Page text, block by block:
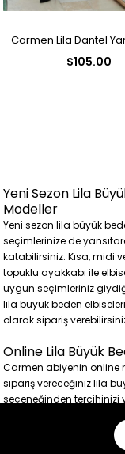
Carmen Lila Dantel
$105.00
Yeni Sezon Lila
Modeller
Yeni sezon lila büyük
seçimlerinize de
katabilirsiniz. Kısa, midi
topuklu ayakkabı ile
uygun seçimleriniz
lila büyük beden
olarak sipariş
Online Lila Büyük
Carmen abiyenin online
sipariş vereceğiniz lila
seçeneğinden
Üstelik iade ve ya